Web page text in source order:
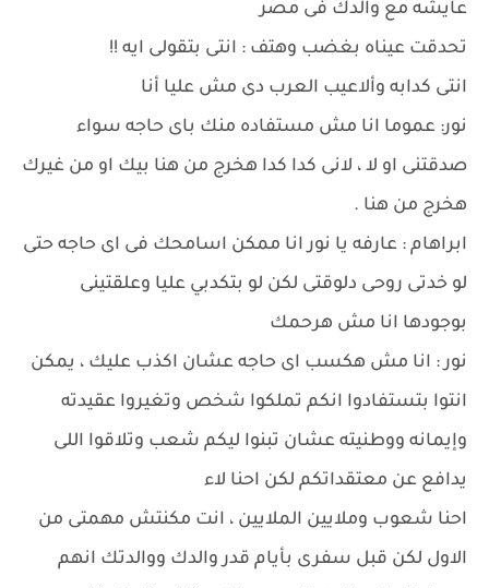
عايشه مع والدك فى مصر
تحدقت عيناه بغضب وهتف : انتى بتقولى ايه !!
انتى كدابه وألاعيب العرب دى مش عليا أنا
نور: عموما انا مش مستفاده منك باى حاجه سواء
صدقتنى او لا ، لانى كدا كدا هخرج من هنا بيك او من غيرك
هخرج من هنا .
ابراهام : عارفه يا نور انا ممكن اسامحك فى اى حاجه حتى
لو خدتى روحى دلوقتى لكن لو بتكدبي عليا وعلقتينى
بوجودها انا مش هرحمك
نور : انا مش هكسب اى حاجه عشان اكذب عليك ، يمكن
انتوا بتستفادوا انكم تملكوا شخص وتغيروا عقيدته
وإيمانه ووطنيته عشان تبنوا ليكم شعب وتلاقوا اللى
يدافع عن معتقداتكم لكن احنا لاء
احنا شعوب وملايين الملايين ، انت مكنتش مهمتى من
الاول لكن قبل سفرى بأيام قدر والدك ووالدتك انهم